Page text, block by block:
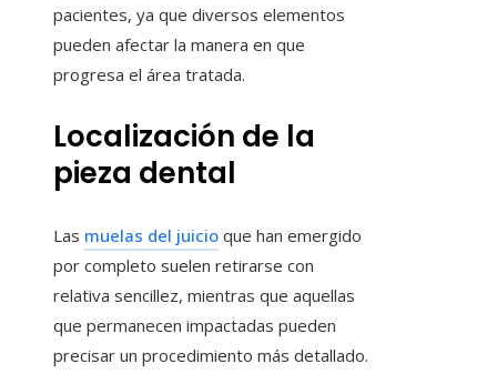
pacientes, ya que diversos elementos
pueden afectar la manera en que
progresa el área tratada.
Localización de la
pieza dental
Las muelas del juicio que han emergido
por completo suelen retirarse con
relativa sencillez, mientras que aquellas
que permanecen impactadas pueden
precisar un procedimiento más detallado.